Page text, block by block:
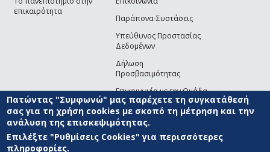
επικαιρότητα
Παράπονα-Συστάσεις
Υπεύθυνος Προστασίας
Δεδομένων
Δήλωση
Προσβασιμότητας
Επικοινωνία με την Ομάδα
Ανάπτυξης του site(link sends e-mail)
© ΠΑΝΕΠΙΣΤΗΜΙΟ ΑΙΓΑΙΟΥ ΟΡΟΙ ΧΡΗΣΗΣ
ΑΝΑΠΤΥΞΗΣ
Πατώντας "Συμφωνώ" μας παρέχετε τη συγκατάθεσή
σας για τη χρήση cookies με σκοπό τη μέτρηση και την
ανάλυση της επισκεψιμότητας.
Επιλέξτε "Ρυθμίσεις Cookies" για περισσότερες
πληροφορίες.